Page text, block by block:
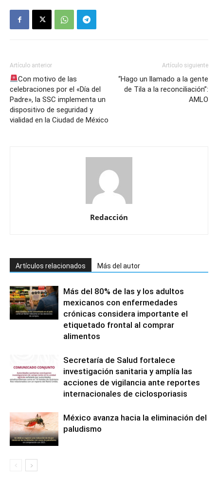
Artículo anterior
Con motivo de las
celebraciones por el «Día del
Padre», la SSC implementa un
dispositivo de seguridad y
vialidad en la Ciudad de México
Artículo siguiente
“Hago un llamado a la gente
de Tila a la reconciliación”:
AMLO
Redacción
Artículos relacionados Más del autor
Más del 80% de las y los adultos
mexicanos con enfermedades
crónicas considera importante el
etiquetado frontal al comprar
alimentos
Secretaría de Salud fortalece
investigación sanitaria y amplía las
acciones de vigilancia ante reportes
internacionales de ciclosporiasis
México avanza hacia la eliminación del
paludismo